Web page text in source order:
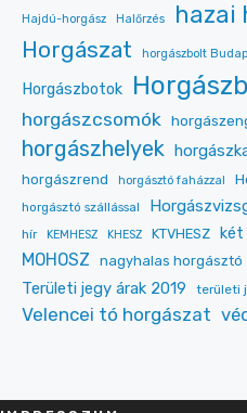
Hajdú-horgász Halőrzés hazai
Horgászat horgászbolt
Horgászbotok
horgászcsomók
horgászhelyek
horgászrend horgásztó faházzal
horgásztó szállással
hír
KEMHESZ KHESZ KTVHESZ
MOHOSZ nagyhalas horgásztó
Területi jegy árak 2019 területi
Velencei tó horgászat